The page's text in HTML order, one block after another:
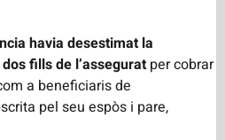
havia desestimat la
fills de l’asseguratper cobrar
a beneficiaris de
pel seu espòs i pare,